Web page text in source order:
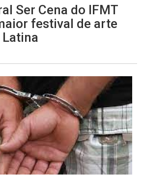
Ser Cena do IFMT
festival de arte